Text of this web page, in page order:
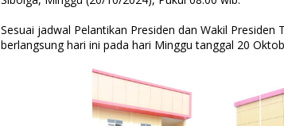
Sesuai jadwal Pelantikan Presiden dan Wakil Presiden
berlangsung hari ini pada hari Minggu tanggal 20